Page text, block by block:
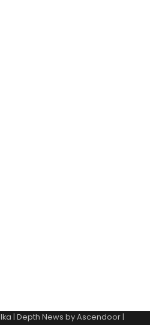
| Depth News byAscendoor|